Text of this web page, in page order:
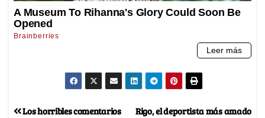
Rigo, el deportista más amado
Los horribles comentarios